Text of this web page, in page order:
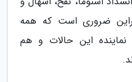
ضروری است که همه
نماینده این حالات و هم